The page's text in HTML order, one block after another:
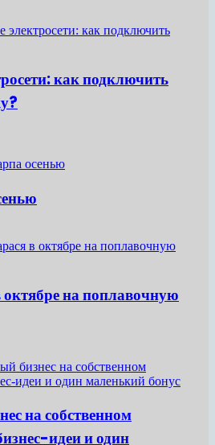
как подключить
на поплавочную
на собственном
идеи и один